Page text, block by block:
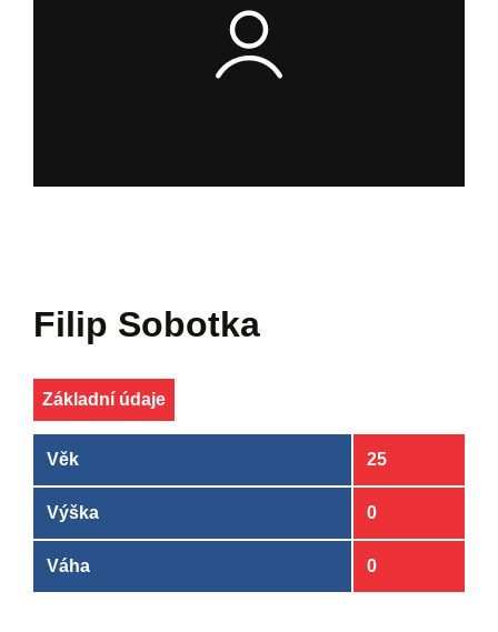
Filip Sobotka
Základní údaje
Věk 25
Výška 0
Váha 0